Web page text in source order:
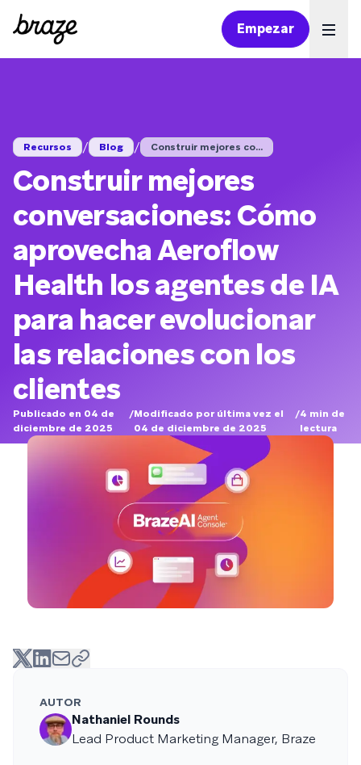
Empezar
Recursos / Blog / Construir mejores co...
Construir mejores
conversaciones: Cómo
aprovecha Aeroflow
Health los agentes de IA
para hacer evolucionar
las relaciones con los
clientes
Publicado en 04 de
diciembre de 2025
/Modificado por última vez el
04 de diciembre de 2025
/4 min de
lectura
AUTOR
Nathaniel Rounds
Lead Product Marketing Manager, Braze